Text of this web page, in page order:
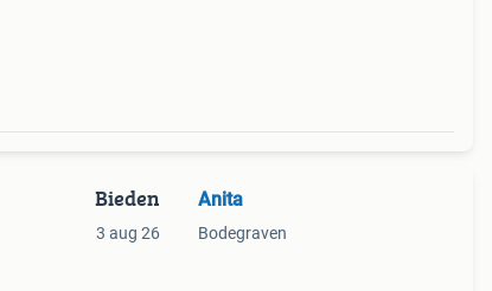
Bieden
3 aug 26
Anita
Bodegraven